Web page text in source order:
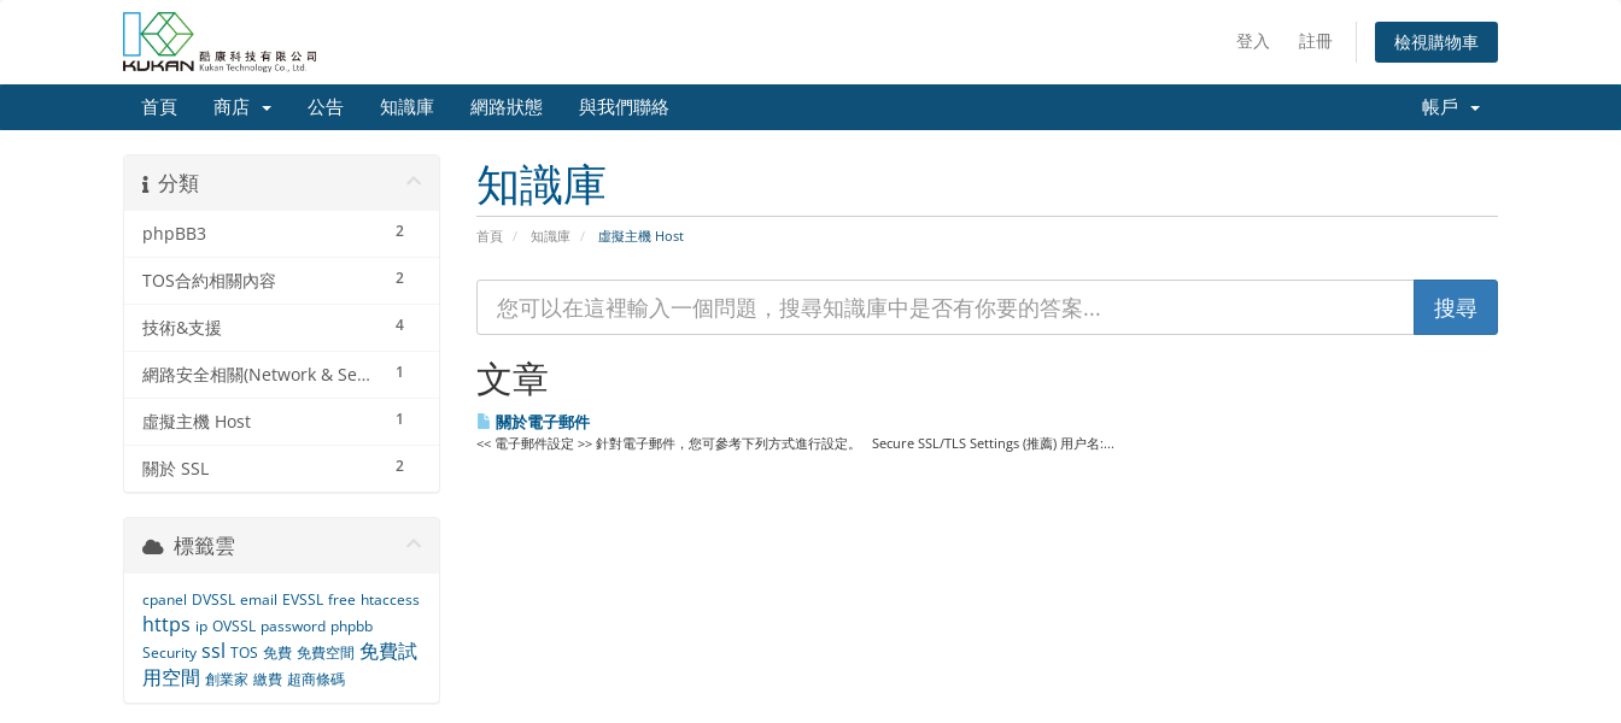
登入 註冊 檢視購物車
首頁 商店 公告 知識庫 網路狀態 與我們聯絡 帳戶
知識庫
首頁 知識庫 虛擬主機 Host
分類
2
phpBB3
2
TOS合約相關內容
4
技術&支援
1
網路安全相關(Network & Security)
1
虛擬主機 Host
2
關於 SSL
文章
關於電子郵件
<< 電子郵件設定 >> 針對電子郵件，您可參考下列方式進行設定。 Secure SSL/TLS Settings (推薦) 用户名:...
標籤雲
cpanel DVSSL email EVSSL free htaccess
https ip OVSSL password phpbb
Security ssl TOS 免費 免費空間 免費試
用空間 創業家 繳費 超商條碼